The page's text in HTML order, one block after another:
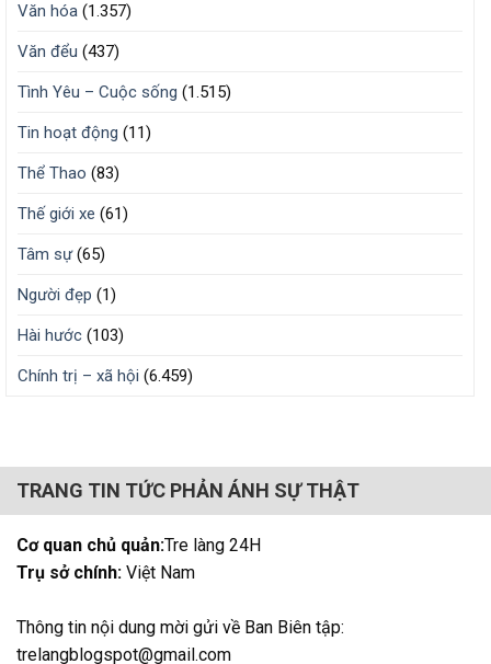
Văn hóa (1.357)
Văn đểu (437)
Tình Yêu – Cuộc sống (1.515)
Tin hoạt động (11)
Thể Thao (83)
Thế giới xe (61)
Tâm sự(65)
Người đẹp (1)
Hài hước (103)
Chính trị – xã hội (6.459)
TRANG TIN TỨC PHẢN ÁNH SỰ THẬT
Cơ quan chủ quản:Tre làng 24H
Trụ sở chính: Việt Nam
Thông tin nội dung mời gửi về Ban Biên tập:
trelangblogspot@gmail.com